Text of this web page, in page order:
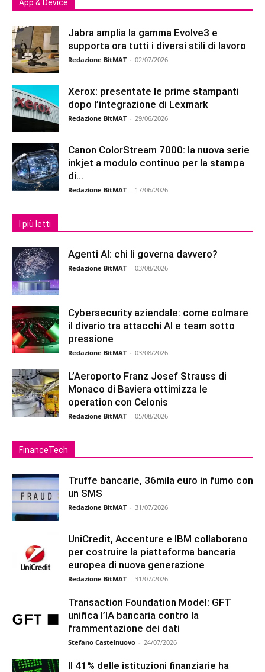
App & Device
Jabra amplia la gamma Evolve3 e
supporta ora tutti i diversi stili di lavoro
Redazione BitMAT - 02/07/2026
Xerox: presentate le prime stampanti
dopo l’integrazione di Lexmark
Redazione BitMAT - 29/06/2026
Canon ColorStream 7000: la nuova serie
inkjet a modulo continuo per la stampa
di...
Redazione BitMAT - 17/06/2026
I più letti
Agenti AI: chi li governa davvero?
Redazione BitMAT - 03/08/2026
Cybersecurity aziendale: come colmare
il divario tra attacchi AI e team sotto
pressione
Redazione BitMAT - 03/08/2026
L’Aeroporto Franz Josef Strauss di
Monaco di Baviera ottimizza le
operation con Celonis
Redazione BitMAT - 05/08/2026
FinanceTech
Truffe bancarie, 36mila euro in fumo con
un SMS
Redazione BitMAT - 31/07/2026
UniCredit, Accenture e IBM collaborano
per costruire la piattaforma bancaria
europea di nuova generazione
Redazione BitMAT - 31/07/2026
Transaction Foundation Model: GFT
unifica l’IA bancaria contro la
frammentazione dei dati
Stefano Castelnuovo - 24/07/2026
Il 41% delle istituzioni finanziarie ha